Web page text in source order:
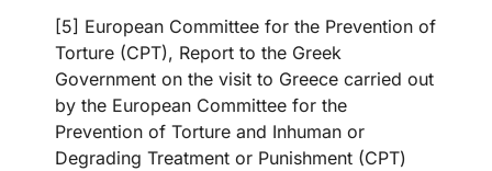
[5] European Committee for the Prevention of
Torture (CPT), Report to the Greek
Government on the visit to Greece carried out
by the European Committee for the
Prevention of Torture and Inhuman or
Degrading Treatment or Punishment (CPT)